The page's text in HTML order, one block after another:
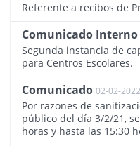
Referente a recibos de
Comunicado Interno
Segunda instancia de
para Centros Escolares.
Comunicado 02-02-
Por razones de
público del día 3/2/21,
horas y hasta las 15:30